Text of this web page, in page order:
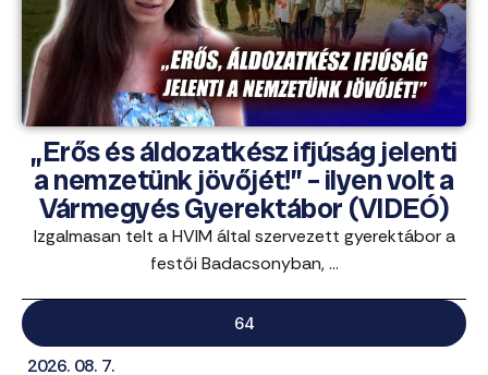
„Erős és áldozatkész ifjúság jelenti
a nemzetünk jövőjét!” – ilyen volt a
Vármegyés Gyerektábor (VIDEÓ)
Izgalmasan telt a HVIM által szervezett gyerektábor a
festői Badacsonyban, ...
64
2026. 08. 7.